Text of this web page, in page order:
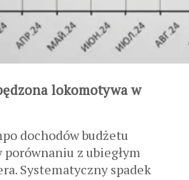
lokomotywa w
dochodów budżetu
z ubiegłym
Systematyczny spadek